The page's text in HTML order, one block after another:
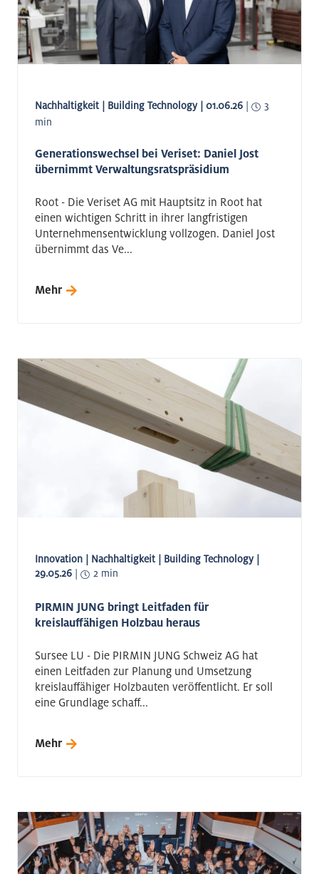
Nachhaltigkeit | Building Technology | 01.06.26 |
3
min
Generationswechsel bei Veriset: Daniel Jost
übernimmt Verwaltungsratspräsidium
Root - Die Veriset AG mit Hauptsitz in Root hat
einen wichtigen Schritt in ihrer langfristigen
Unternehmensentwicklung vollzogen. Daniel Jost
übernimmt das Ve...
Mehr
Innovation | Nachhaltigkeit | Building Technology |
29.05.26
2 min
PIRMIN JUNG bringt Leitfaden für
kreislauffähigen Holzbau heraus
Sursee LU - Die PIRMIN JUNG Schweiz AG hat
einen Leitfaden zur Planung und Umsetzung
kreislauffähiger Holzbauten veröffentlicht. Er soll
eine Grundlage schaff...
Mehr